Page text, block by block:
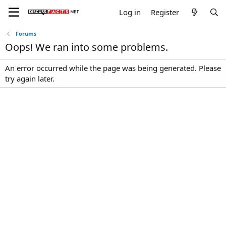
Log in Register
Forums
Oops! We ran into some problems.
An error occurred while the page was being generated. Please
try again later.